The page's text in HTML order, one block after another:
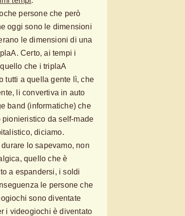
persone che però
oggi sono le dimensioni
le dimensioni di una
Certo, ai tempi i
che i triplaA
tutti a quella gente lì, che
li convertiva in auto
band (informatiche) che
da self-made
diciamo.
lo sapevamo, non
quello che è
a espandersi, i soldi
le persone che
sono diventate
i videogiochi è diventato